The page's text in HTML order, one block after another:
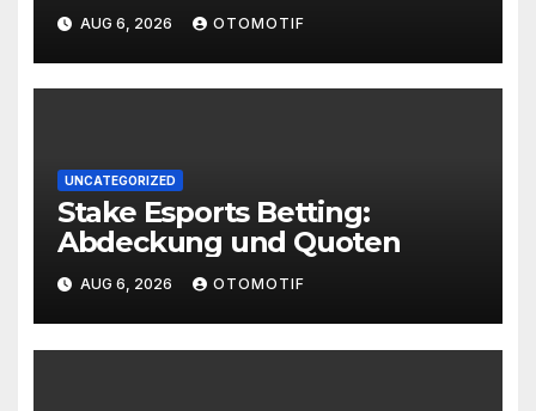
AUG 6, 2026 OTOMOTIF
UNCATEGORIZED
Stake Esports Betting:
Abdeckung und Quoten
AUG 6, 2026 OTOMOTIF